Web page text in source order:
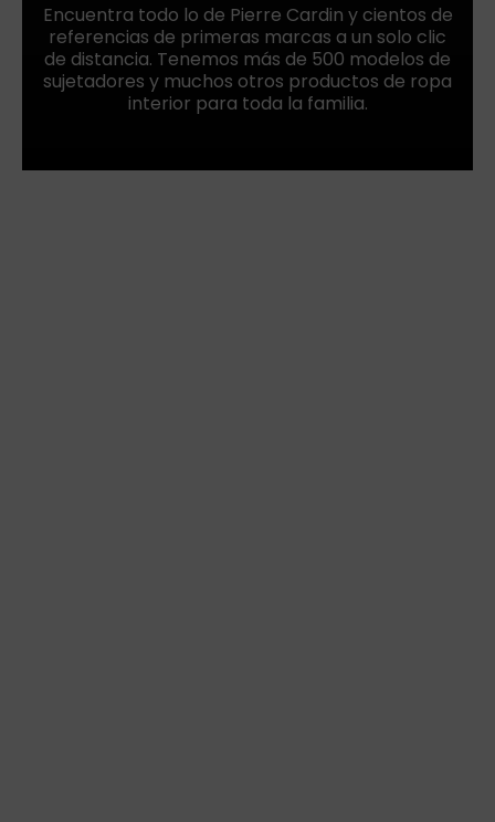
Encuentra todo lo de Pierre Cardin y cientos de
referencias de primeras marcas a un solo clic
de distancia. Tenemos más de 500 modelos de
sujetadores y muchos otros productos de ropa
interior para toda la familia.